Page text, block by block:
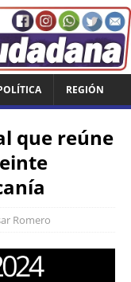
REGIÓN
que reúne
Romero